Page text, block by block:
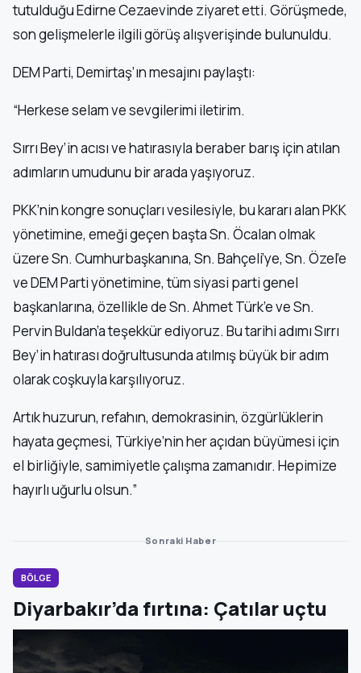
tutulduğu Edirne Cezaevinde ziyaret etti. Görüşmede,
son gelişmelerle ilgili görüş alışverişinde bulunuldu.
DEM Parti, Demirtaş’ın mesajını paylaştı:
“Herkese selam ve sevgilerimi iletirim.
Sırrı Bey’in acısı ve hatırasıyla beraber barış için atılan
adımların umudunu bir arada yaşıyoruz.
PKK’nin kongre sonuçları vesilesiyle, bu kararı alan PKK
yönetimine, emeği geçen başta Sn. Öcalan olmak
üzere Sn. Cumhurbaşkanına, Sn. Bahçeli’ye, Sn. Özel’e
ve DEM Parti yönetimine, tüm siyasi parti genel
başkanlarına, özellikle de Sn. Ahmet Türk’e ve Sn.
Pervin Buldan’a teşekkür ediyoruz. Bu tarihi adımı Sırrı
Bey’in hatırası doğrultusunda atılmış büyük bir adım
olarak coşkuyla karşılıyoruz.
Artık huzurun, refahın, demokrasinin, özgürlüklerin
hayata geçmesi, Türkiye’nin her açıdan büyümesi için
el birliğiyle, samimiyetle çalışma zamanıdır. Hepimize
hayırlı uğurlu olsun.”
Sonraki Haber
BÖLGE
Diyarbakır’da fırtına: Çatılar uçtu